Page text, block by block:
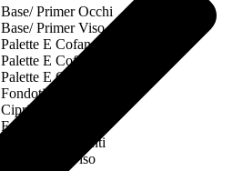
Base/ Primer Occhi
Base/ Primer Viso
Palette E Cofanetti Occhi
Palette E Cofanetti Viso
Palette E Cofanetti Labbra
Fondotinta
Cipria
Fard/Blush
Terre Abbronzanti
Illuminante Viso